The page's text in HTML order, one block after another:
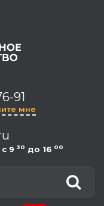
91
мне
c 9 30 до 16 00